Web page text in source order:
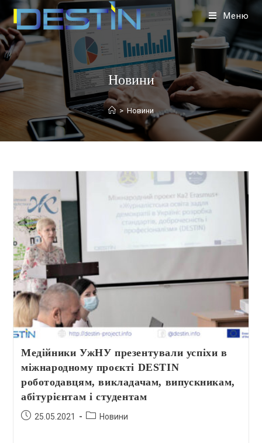
Меню
Новини
> Новини
Медійники УжНУ презентували успіхи в
міжнародному проєкті DESTIN
роботодавцям, викладачам, випускникам,
абітурієнтам і студентам
25.05.2021 Новини